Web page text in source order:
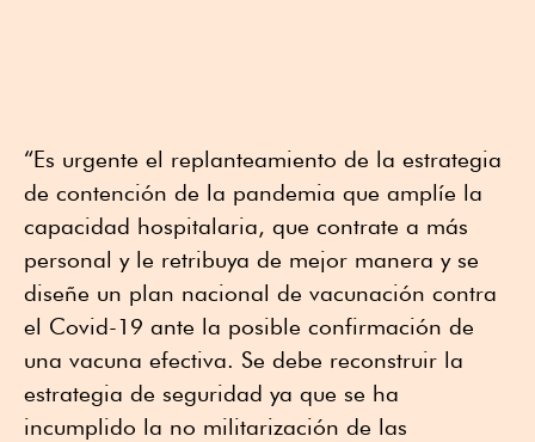
“Es urgente el replanteamiento de la estrategia
de contención de la pandemia que amplíe la
capacidad hospitalaria, que contrate a más
personal y le retribuya de mejor manera y se
diseñe un plan nacional de vacunación contra
el Covid-19 ante la posible confirmación de
una vacuna efectiva. Se debe reconstruir la
estrategia de seguridad ya que se ha
incumplido la no militarización de las